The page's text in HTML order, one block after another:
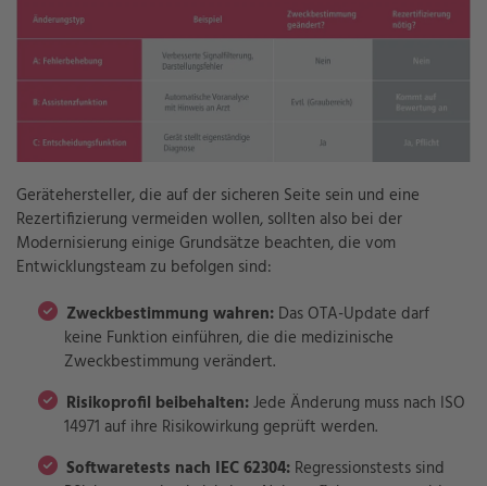
Gerätehersteller, die auf der sicheren Seite sein und eine
Rezertifizierung vermeiden wollen, sollten also bei der
Modernisierung einige Grundsätze beachten, die vom
Entwicklungsteam zu befolgen sind:
Zweckbestimmung wahren: Das OTA-Update darf
keine Funktion einführen, die die medizinische
Zweckbestimmung verändert.
Risikoprofil beibehalten:Jede Änderung muss nach ISO
14971 auf ihre Risikowirkung geprüft werden.
Softwaretests nach IEC 62304: Regressionstests sind